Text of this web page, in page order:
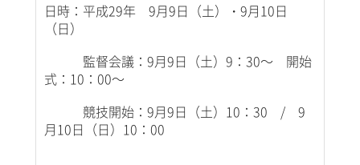
日時：平成29年 9月9日（土）・9月10日
（日）
監督会議：9月9日（土）9：30～ 開始
式：10：00～
競技開始：9月9日（土）10：30 / 9
月10日（日）10：00